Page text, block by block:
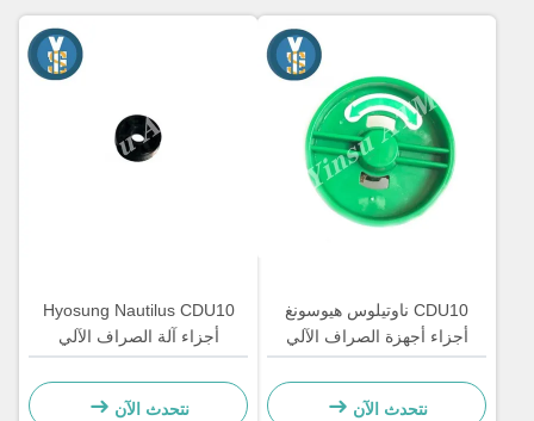
CDU10 ناوتيلوس هيوسونغ
أجزاء أجهزة الصراف الآلي
نتحدث الآن
Hyosung Nautilus CDU10
أجزاء آلة الصراف الآلي
نتحدث الآن